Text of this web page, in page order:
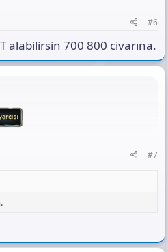
#6
alabilirsin 700 800 civarına.
#7